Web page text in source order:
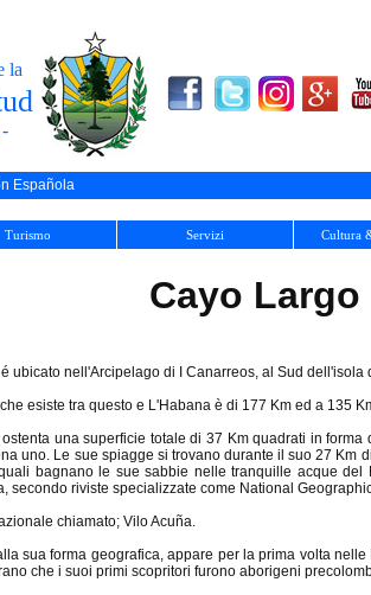
la
Española
Turismo Servizi Cultura
Cayo
ubicato nell'Arcipelago di I Canarreos, al Sud
esiste tra questo e L'Habana è di 177 Km ed a 135
una superficie totale di 37 Km quadrati in
uno. Le sue spiagge si trovano durante il suo 27 Km
bagnano le sue sabbie nelle tranquille acque
secondo riviste specializzate come National
chiamato; Vilo Acuña.
sua forma geografica, appare per la prima volta
che i suoi primi scopritori furono aborigeni